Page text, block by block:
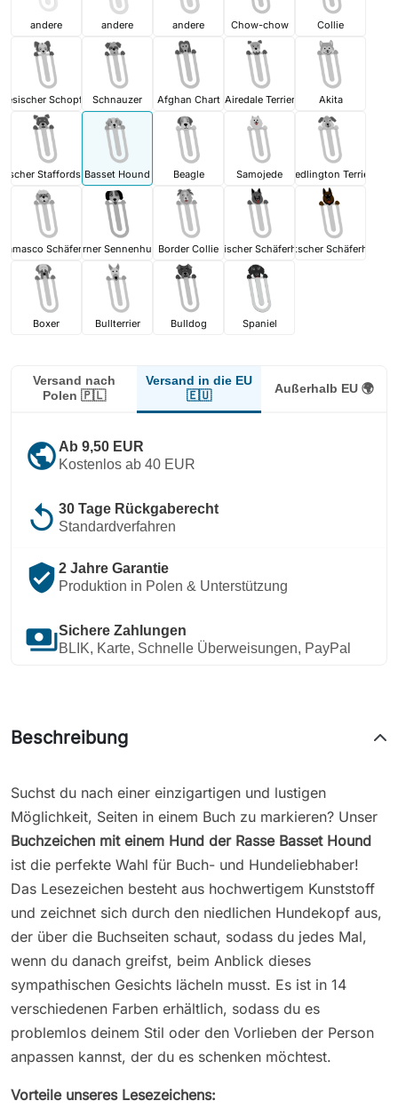
andere andere andere Chow-chow Collie
SchopfhundSchnauzer Afghan Chart Airedale Terrier Akita
Staffordshire Terrier
Basset Hound Beagle Samojede Bedlington Terrier
Schäferhund
Berner SennenhundBorder CollieBelgischer SchäferhundDeutscher Schäferhund
Boxer Bullterrier Bulldog Spaniel
Versand nach
Polen 🇵🇱
Versand in die EU
🇪🇺
Außerhalb EU 🌍
public Ab 9,50 EUR
Kostenlos ab 40 EUR
replay 30 Tage Rückgaberecht
Standardverfahren
verified_user 2 Jahre Garantie
Produktion in Polen & Unterstützung
paymentsSichere Zahlungen
BLIK, Karte, Schnelle Überweisungen, PayPal
Beschreibung
Suchst du nach einer einzigartigen und lustigen
Möglichkeit, Seiten in einem Buch zu markieren? Unser
Buchzeichen mit einem Hund der Rasse Basset Hound
ist die perfekte Wahl für Buch- und Hundeliebhaber!
Das Lesezeichen besteht aus hochwertigem Kunststoff
und zeichnet sich durch den niedlichen Hundekopf aus,
der über die Buchseiten schaut, sodass du jedes Mal,
wenn du danach greifst, beim Anblick dieses
sympathischen Gesichts lächeln musst. Es ist in 14
verschiedenen Farben erhältlich, sodass du es
problemlos deinem Stil oder den Vorlieben der Person
anpassen kannst, der du es schenken möchtest.
Vorteile unseres Lesezeichens: